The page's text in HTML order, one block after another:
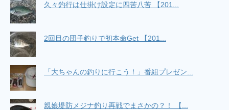
久々釣行は仕掛け設定に四苦八苦 【201...
2回目の団子釣りで初本命Get 【201...
「大ちゃんの釣りに行こう！」番組プレゼン...
親娘堤防メジナ釣り再戦でまさかの？！ 【...